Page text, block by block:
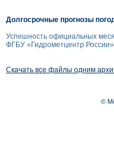
Долгосрочные прогнозы
Успешность официальных
ФГБУ «Гидрометцентр
Скачать все файлы одним
©